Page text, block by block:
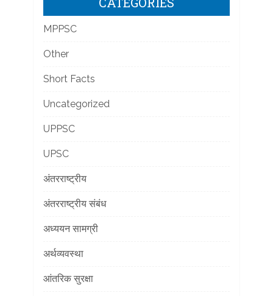
MPPSC
Other
Short Facts
Uncategorized
UPPSC
UPSC
अंतरराष्ट्रीय
अंतरराष्ट्रीय संबंध
अध्ययन सामग्री
अर्थव्यवस्था
आंतरिक सुरक्षा